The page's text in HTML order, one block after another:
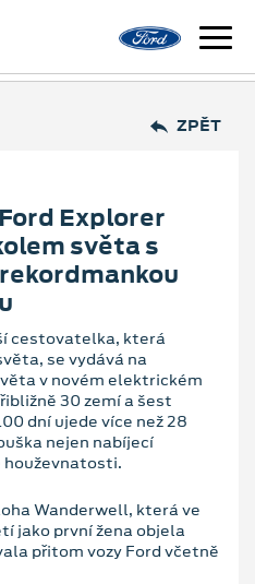
ZPĚT
Explorer
světa s
cestovatelka, která
se vydává na
v novém elektrickém
30 zemí a šest
dní ujede více než 28
nejen nabíjecí
Wanderwell, která ve
jako první žena objela
přitom vozy Ford včetně